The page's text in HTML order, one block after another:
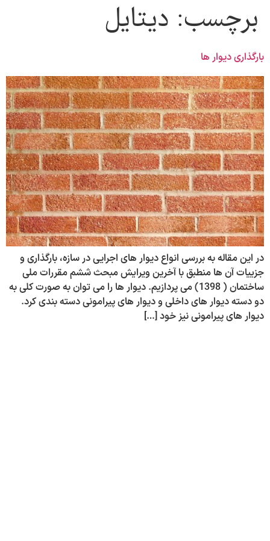
برچسب: دیتایل
بارگذاری دیوار ها
در این مقاله به بررسی انواع دیوار های اجرایی در سازه، بارگذاری و
جزییات آن ها منطبق با آخرین ویرایش مبحث ششم مقررات ملی
ساختمان ( 1398) می پردازیم. دیوار ها را می توان به صورت کلی به
دو دسته دیوار های داخلی و دیوار های پیرامونی دسته بندی کرد.
دیوار های پیرامونی نیز خود […]